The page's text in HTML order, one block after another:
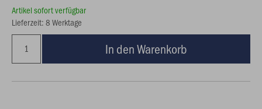
Artikel sofort verfügbar
Lieferzeit: 8 Werktage
In den Warenkorb